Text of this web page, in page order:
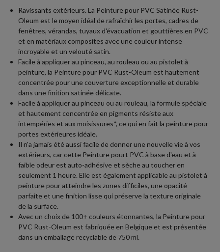
Ravissants extérieurs. La Peinture pour PVC Satinée Rust-
Oleum est le moyen idéal de rafraîchir les portes, cadres de
fenêtres, vérandas, tuyaux d'évacuation et gouttières en PVC
et en matériaux composites avec une couleur intense
incroyable et un velouté satin.
Facile à appliquer au pinceau, au rouleau ou au pistolet à
peinture, la Peinture pour PVC Rust-Oleum est hautement
concentrée pour une couverture exceptionnelle et durable
dans une finition satinée délicate.
Facile à appliquer au pinceau ou au rouleau, la formule spéciale
et hautement concentrée en pigments résiste aux
intempéries et aux moisissures*, ce qui en fait la peinture pour
portes extérieures idéale.
Il n'a jamais été aussi facile de donner une nouvelle vie à vos
extérieurs, car cette Peinture pourt PVC à base d'eau et à
faible odeur est auto-adhésive et sèche au toucher en
seulement 1 heure. Elle est également applicable au pistolet à
peinture pour atteindre les zones difficiles, une opacité
parfaite et une finition lisse qui préserve la texture originale
de la surface.
Avec un choix de 100+ couleurs étonnantes, la Peinture pour
PVC Rust-Oleum est fabriquée en Belgique et est présentée
dans un emballage recyclable de 750 ml.